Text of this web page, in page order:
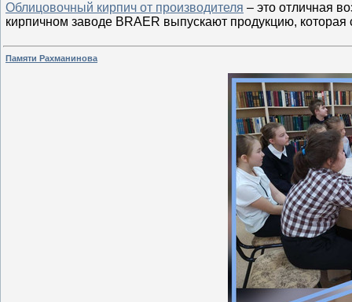
Облицовочный кирпич от производителя – это отличная
кирпичном заводе BRAER выпускают продукцию, которая
Памяти Рахманинова